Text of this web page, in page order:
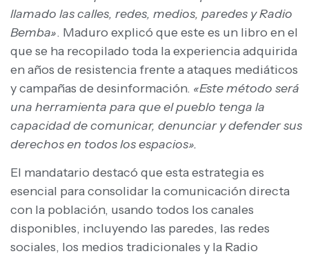
llamado las calles, redes, medios, paredes y Radio
Bemba». Maduro explicó que este es un libro en el
que se ha recopilado toda la experiencia adquirida
en años de resistencia frente a ataques mediáticos
y campañas de desinformación. «Este método será
una herramienta para que el pueblo tenga la
capacidad de comunicar, denunciar y defender sus
derechos en todos los espacios».
El mandatario destacó que esta estrategia es
esencial para consolidar la comunicación directa
con la población, usando todos los canales
disponibles, incluyendo las paredes, las redes
sociales, los medios tradicionales y la Radio